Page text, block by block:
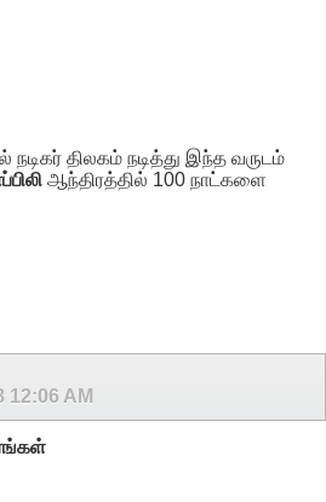
திலகம் நடித்து இந்த வருடம்
ஆந்திரத்தில் 100 நாட்களை
12:06 AM